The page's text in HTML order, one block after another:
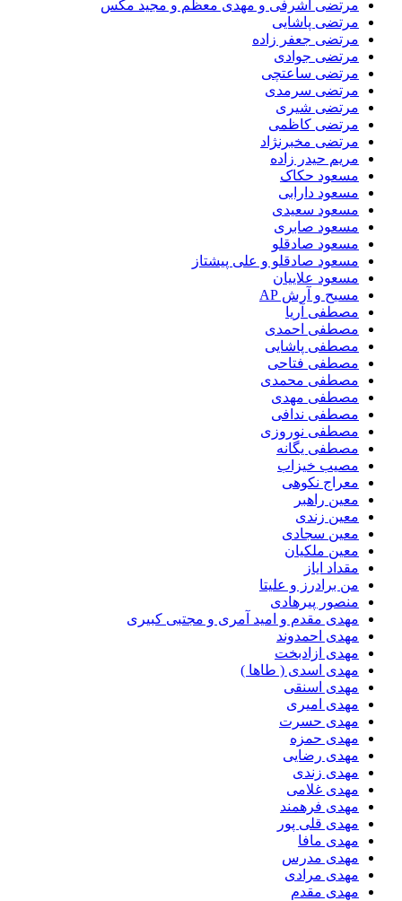
مرتضی اشرفی و مهدی معظم و مجید مکس
مرتضی پاشایی
مرتضی جعفر زاده
مرتضی جوادی
مرتضی ساعتچی
مرتضی سرمدی
مرتضی شیری
مرتضی کاظمی
مرتضی مخبرنژاد
مریم حیدر زاده
مسعود حکاک
مسعود دارابی
مسعود سعیدی
مسعود صابری
مسعود صادقلو
مسعود صادقلو و علی پیشتاز
مسعود علاییان
مسیح و آرش AP
مصطفی آریا
مصطفی احمدی
مصطفی پاشایی
مصطفی فتاحی
مصطفی محمدی
مصطفی مهدی
مصطفی ندافی
مصطفی نوروزی
مصطفی یگانه
مصیب خیزاب
معراج نکوهی
معین راهبر
معین زندی
معین سجادی
معین ملکیان
مقداد ایاز
من برادرز و علیتا
منصور پیرهادی
مهدى مقدم و امید آمرى و مجتبى کبیرى
مهدی احمدوند
مهدی ازادبخت
مهدی اسدی ( طاها )
مهدی اسنقی
مهدی امیری
مهدی حسرت
مهدی حمزه
مهدی رضایی
مهدی زندی
مهدی غلامی
مهدی فرهمند
مهدی قلی پور
مهدی مافا
مهدی مدرس
مهدی مرادی
مهدی مقدم